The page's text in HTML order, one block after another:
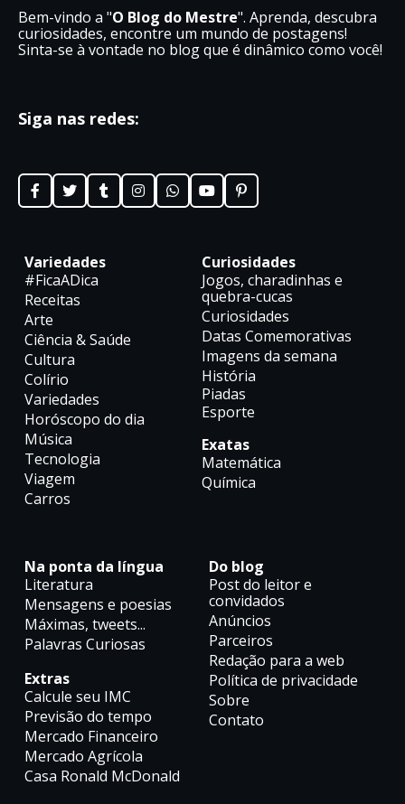
Bem-vindo a "O Blog do Mestre". Aprenda, descubra
curiosidades, encontre um mundo de postagens!
Sinta-se à vontade no blog que é dinâmico como você!
Siga nas redes:
Variedades
#FicaADica
Receitas
Arte
Ciência & Saúde
Cultura
Colírio
Variedades
Horóscopo do dia
Música
Tecnologia
Viagem
Carros
Curiosidades
Jogos, charadinhas e
quebra-cucas
Curiosidades
Datas Comemorativas
Imagens da semana
História
Piadas
Esporte
Exatas
Matemática
Química
Na ponta da língua
Literatura
Mensagens e poesias
Máximas, tweets...
Palavras Curiosas
Extras
Calcule seu IMC
Previsão do tempo
Mercado Financeiro
Mercado Agrícola
Casa Ronald McDonald
Do blog
Post do leitor e
convidados
Anúncios
Parceiros
Redação para a web
Política de privacidade
Sobre
Contato